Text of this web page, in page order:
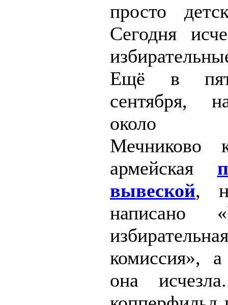
просто
Сегодня
Ещё в
сентября,
около
Мечниково
армейская
вывеской,
написано
избирательная
комиссия»,
она